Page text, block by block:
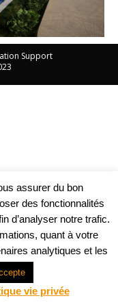
Support
assurer du bon
des fonctionnalités
d’analyser notre trafic.
quant à votre
analytiques et les
vie privée